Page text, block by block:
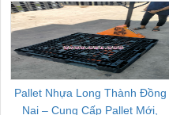
Pallet Nhựa Long Thành Đồng
Nai – Cung Cấp Pallet Mới,